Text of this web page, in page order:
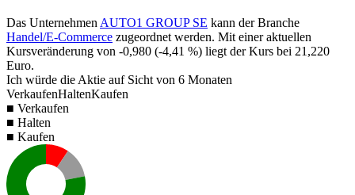
Das Unternehmen AUTO1 GROUP SE kann der Branche
Handel/E-Commerce zugeordnet werden. Mit einer aktuellen
Kursveränderung von -0,980 (-4,41 %) liegt der Kurs bei 21,220
Euro.
Ich würde die Aktie auf Sicht von 6 Monaten
VerkaufenHaltenKaufen
■ Verkaufen
■ Halten
■ Kaufen